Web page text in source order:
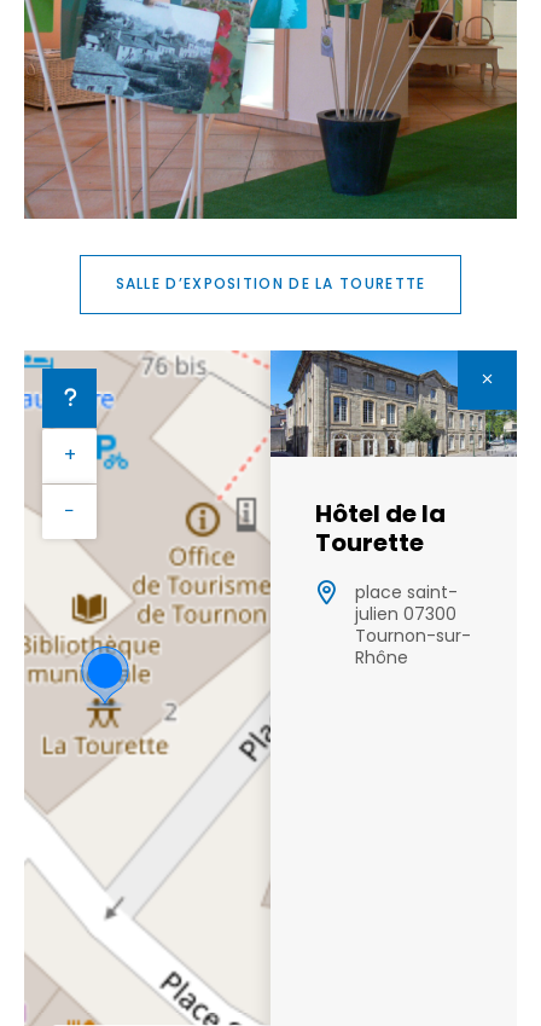
SALLE D’EXPOSITION DE LA TOURETTE
+
−
Hôtel de la
Tourette
place saint-
julien 07300
Tournon-sur-
Rhône